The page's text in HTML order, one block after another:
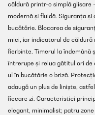
căldură printr-o simplă glisare
modernă și fluidă. Siguranța
bucătărie. Blocarea de
mici, iar indicatorul de
fierbinte. Timerul la îndemână
întrerupe și relua gătitul ori
ul în bucătărie o briză.
adaugă un plus de liniște,
fiecare zi. Caracteristici
elegant, minimalist; patru